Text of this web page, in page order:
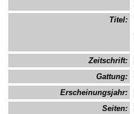
Titel:
Zeitschrift:
Gattung:
Erscheinungsjahr:
Seiten: